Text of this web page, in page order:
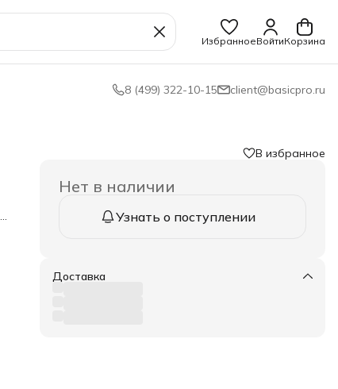
ИзбранноеВойтиКорзина
8 (499) 322-10-15 client@basicpro.ru
В избранное
Нет в наличии
Узнать о поступлении
Доставка